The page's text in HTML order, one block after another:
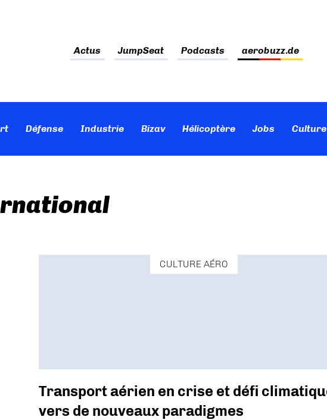
Actus JumpSeat Podcasts aerobuzz.de
Défense Industrie Bizav Hélicoptère Jobs
CULTURE AÉRO
Transport aérien en crise et défi
vers de nouveaux paradigmes